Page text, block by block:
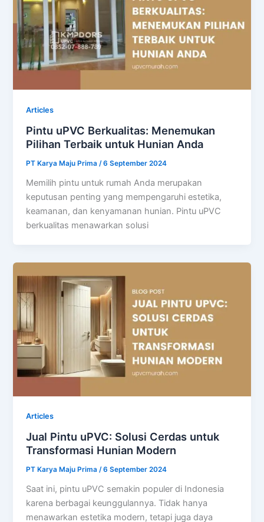
Articles
Pintu uPVC Berkualitas: Menemukan
Pilihan Terbaik untuk Hunian Anda
PT Karya Maju Prima /6 September 2024
Memilih pintu untuk rumah Anda merupakan
keputusan penting yang mempengaruhi estetika,
keamanan, dan kenyamanan hunian. Pintu uPVC
berkualitas menawarkan solusi
Articles
Jual Pintu uPVC: Solusi Cerdas untuk
Transformasi Hunian Modern
PT Karya Maju Prima/6 September 2024
Saat ini, pintu uPVC semakin populer di Indonesia
karena berbagai keunggulannya. Tidak hanya
menawarkan estetika modern, tetapi juga daya